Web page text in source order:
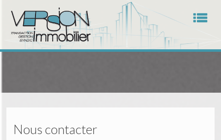
Nos Offres
Nous contacter